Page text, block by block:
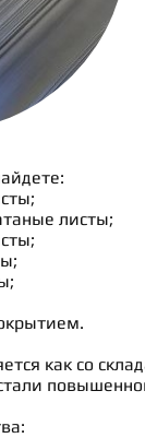
листы;
как со